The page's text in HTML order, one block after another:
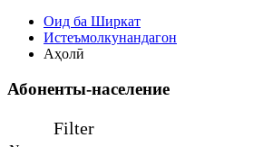
Оид ба Ширкат
Истеъмолкунандагон
Аҳолӣ
Абоненты-население
Filter